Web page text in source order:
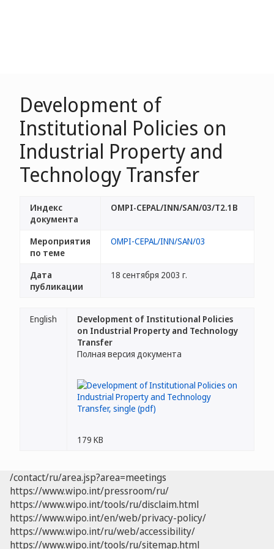
Development of
Institutional Policies on
Industrial Property and
Technology Transfer
Индекс
документа
OMPI-CEPAL/INN/SAN/03/T2.1B
Мероприятия
по теме
OMPI-CEPAL/INN/SAN/03
Дата
публикации
18 сентября 2003 г.
English
Development of Institutional Policies
on Industrial Property and Technology
Transfer
Полная версия документа
179 KB
/contact/ru/area.jsp?area=meetings
https://www.wipo.int/pressroom/ru/
https://www.wipo.int/tools/ru/disclaim.html
https://www.wipo.int/en/web/privacy-policy/
https://www.wipo.int/ru/web/accessibility/
https://www.wipo.int/tools/ru/sitemap.html